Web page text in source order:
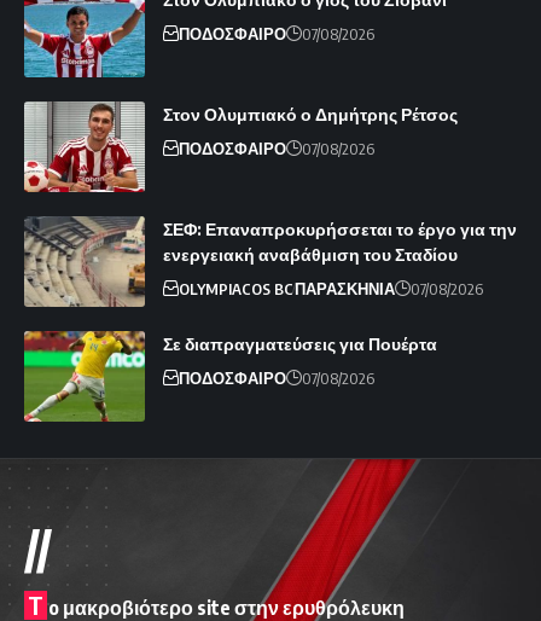
ΠΟΔΟΣΦΑΙΡΟ 07/08/2026
Στον Ολυμπιακό ο Δημήτρης Ρέτσος
ΠΟΔΟΣΦΑΙΡΟ 07/08/2026
ΣΕΦ: Επαναπροκυρήσσεται το έργο για την
ενεργειακή αναβάθμιση του Σταδίου
OLYMPIACOS BCΠΑΡΑΣΚΗΝΙΑ 07/08/2026
Σε διαπραγματεύσεις για Πουέρτα
ΠΟΔΟΣΦΑΙΡΟ 07/08/2026
//
T o μακροβιότερο site στην ερυθρόλευκη